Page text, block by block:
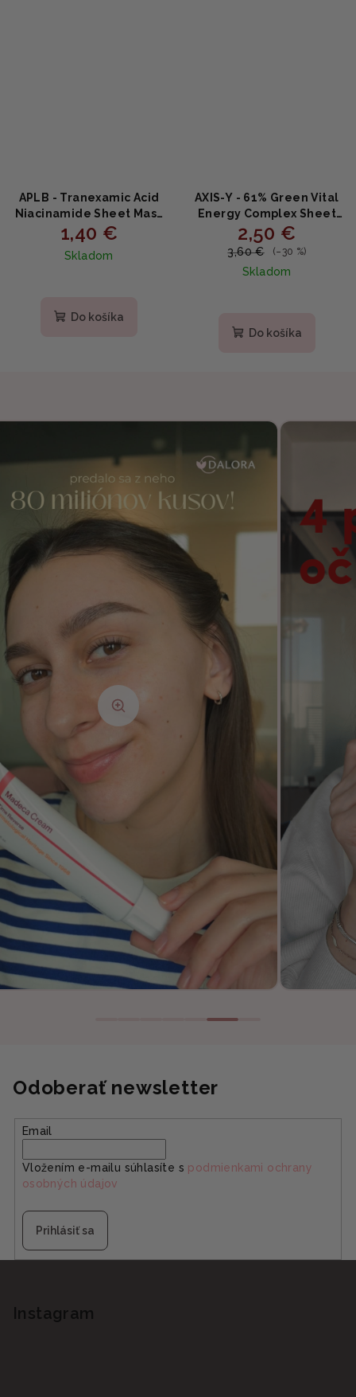
APLB - Tranexamic Acid
Niacinamide Sheet Mask
- Rozjasňujúca a
hydratačná plátená
maska s niacínamidom
1,40 €
Skladom
Do košíka
AXIS-Y - 61% Green Vital
Energy Complex Sheet
Mask - Upokojujúca
plátenná maska s 61%
artemisie a centellou
27ml
2,50 €
3,60 € (–30 %)
Skladom
Do košíka
Odoberať newsletter
Email
Vložením e-mailu súhlasíte s podmienkami ochrany
osobných údajov
Prihlásiť sa
Instagram